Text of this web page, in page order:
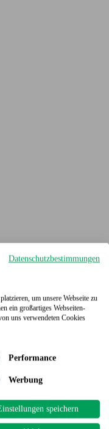
Datenschutzbestimmungen
um unsere Webseite zu
ein großartiges Webseiten-
uns verwendeten Cookies
Performance
Werbung
speichern